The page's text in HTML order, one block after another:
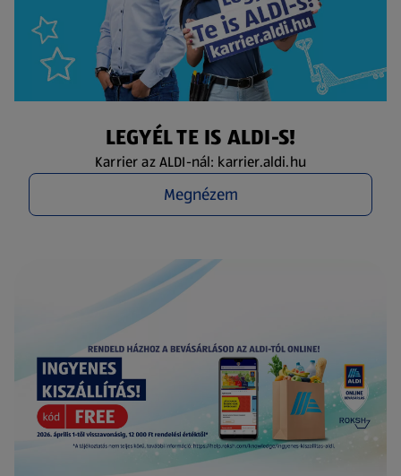
LEGYÉL TE IS ALDI-S!
Karrier az ALDI-nál: karrier.aldi.hu
Megnézem